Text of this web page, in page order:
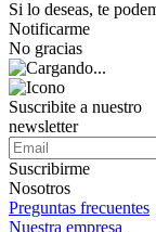
Si lo deseas, te
Notificarme
No gracias
Suscribite a nuestro
newsletter
Suscribirme
Nosotros
Preguntas frecuentes
Nuestra empresa